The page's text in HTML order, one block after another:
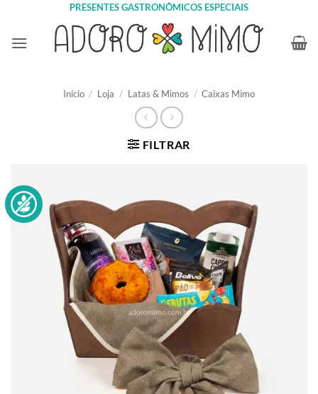
content
PRESENTES GASTRONÔMICOS ESPECIAIS
Início / Loja / Latas & Mimos / Caixas Mimo
FILTRAR